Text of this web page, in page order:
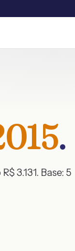
.
R$ 3.131. Base: 5